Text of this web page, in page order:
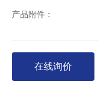
产品附件：
在线询价